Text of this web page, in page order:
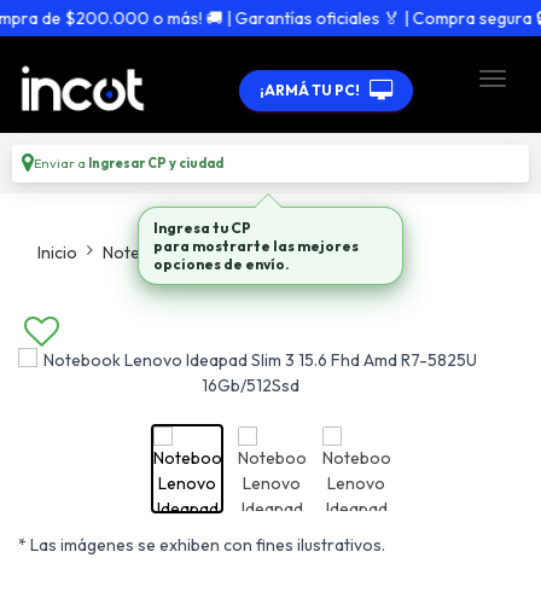
de $200.000 o más! 🚚 | Garantías oficiales 🏅 | Compra segura 🔒
¡ARMÁ TU PC!
Enviar a Ingresar CP y ciudad
Inicio Notebooks Todo En Notebooks
* Las imágenes se exhiben con fines ilustrativos.
Ingresa tu CP
para mostrarte las mejores
opciones de envío.